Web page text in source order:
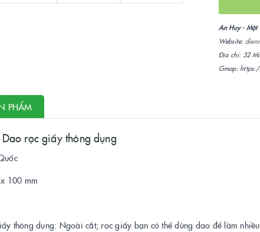
An Huy - Một
Website:
Địa chỉ: 32
Gmap:
PHẨM
rọc giấy thông dụng
100 mm
thông dụng: Ngoài cắt; rọc giấy bạn có thể dùng dao để làm